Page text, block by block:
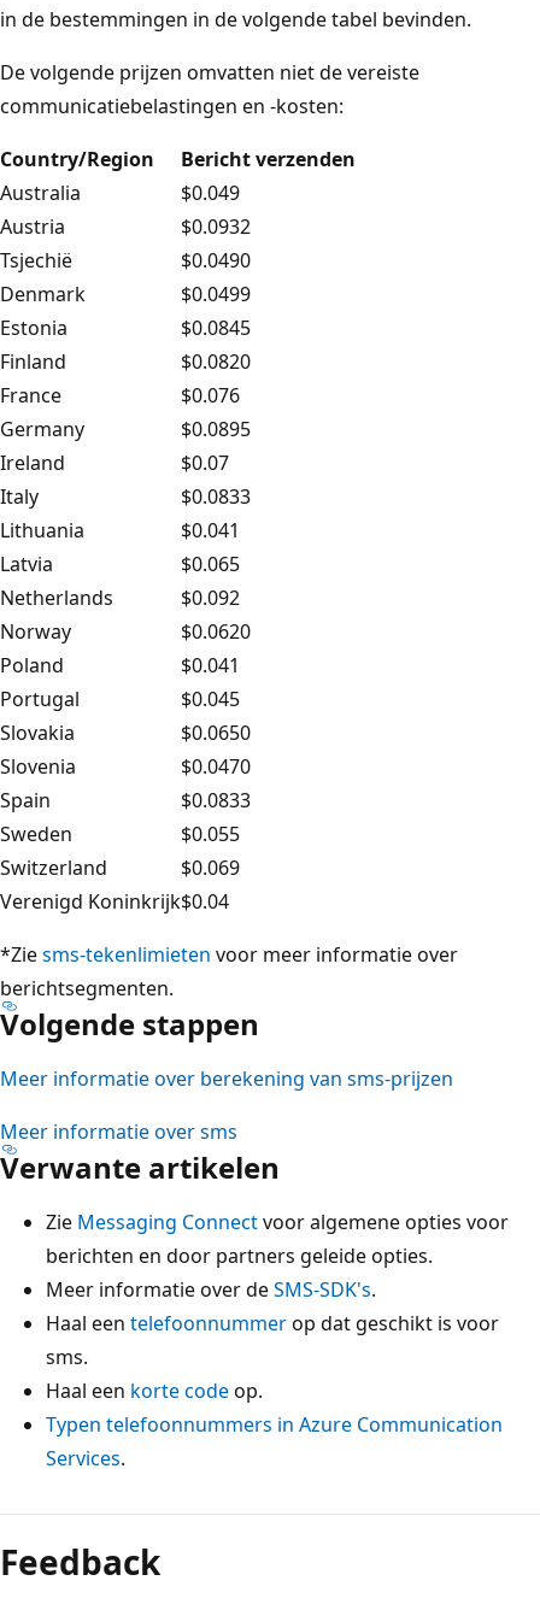
in de bestemmingen in de volgende tabel bevinden.
De volgende prijzen omvatten niet de vereiste
communicatiebelastingen en -kosten:
Country/Region
Bericht verzenden
Australia
$0.049
Austria
$0.0932
Tsjechië
$0.0490
Denmark
$0.0499
Estonia
$0.0845
Finland
$0.0820
France
$0.076
Germany
$0.0895
Ireland
$0.07
Italy
$0.0833
Lithuania
$0.041
Latvia
$0.065
Netherlands
$0.092
Norway
$0.0620
Poland
$0.041
Portugal
$0.045
Slovakia
$0.0650
Slovenia
$0.0470
Spain
$0.0833
Sweden
$0.055
Switzerland
$0.069
Verenigd Koninkrijk$0.04
*Ziesms-tekenlimieten voor meer informatie over
berichtsegmenten.
Volgende stappen
Meer informatie over berekening van sms-prijzen
Meer informatie over sms
Verwante artikelen
Zie Messaging Connectvoor algemene opties voor
berichten en door partners geleide opties.
Meer informatie over deSMS-SDK's.
Haal een telefoonnummerop dat geschikt is voor
sms.
Haal een korte codeop.
Typen telefoonnummers in Azure Communication
Services.
Leesmodus
uitgeschakeld
Feedback